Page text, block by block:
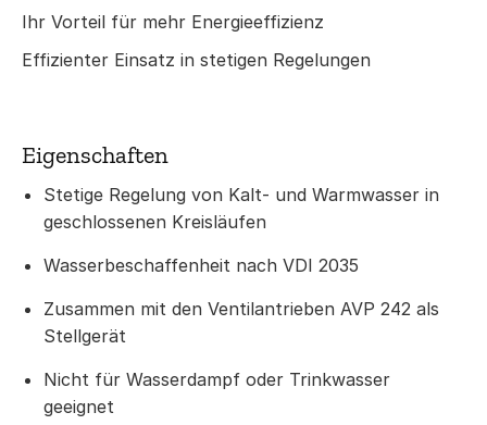
Ihr Vorteil für mehr Energieeffizienz
Effizienter Einsatz in stetigen Regelungen
Eigenschaften
Stetige Regelung von Kalt- und Warmwasser in
geschlossenen Kreisläufen
Wasserbeschaffenheit nach VDI 2035
Zusammen mit den Ventilantrieben AVP 242 als
Stellgerät
Nicht für Wasserdampf oder Trinkwasser
geeignet